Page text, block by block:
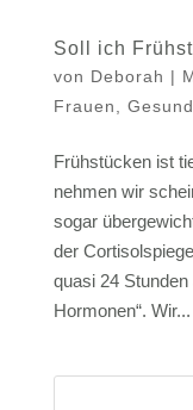
Soll ich
von Deborah |
Frauen
Frühstücken ist
nehmen wir
sogar
der
quasi 24 Stunden
Hormonen“. Wir...